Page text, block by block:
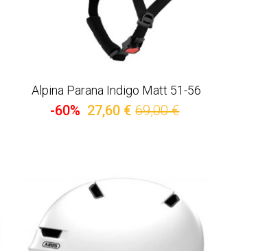
Alpina Parana Indigo Matt 51-56
-60% 27,60 € 69,00 €